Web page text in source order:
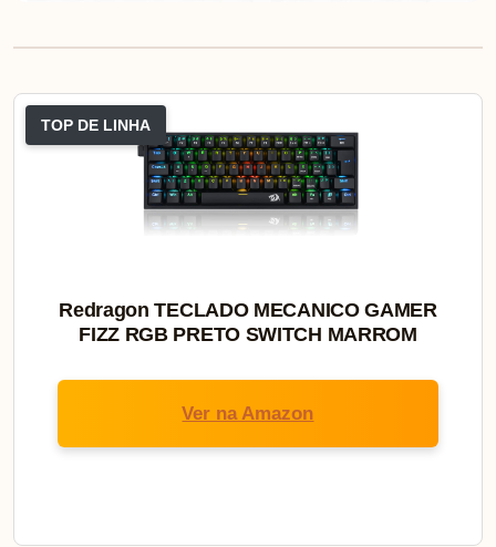
TOP DE LINHA
Redragon TECLADO MECANICO GAMER
FIZZ RGB PRETO SWITCH MARROM
Ver na Amazon